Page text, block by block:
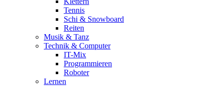
Tennis
Schi & Snowboard
Reiten
Musik & Tanz
Technik & Computer
IT-Mix
Programmieren
Roboter
Lernen